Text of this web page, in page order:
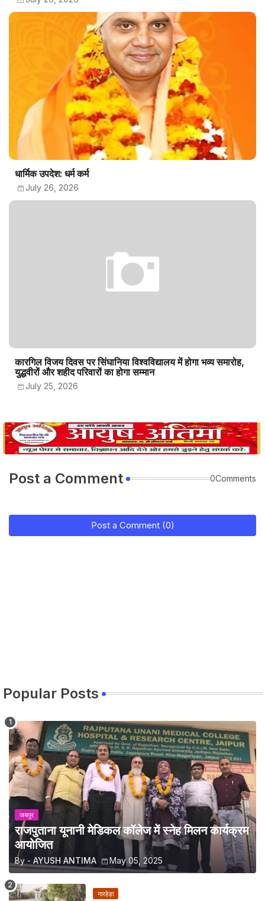
धार्मिक उपदेश: धर्म कर्म
July 26, 2026
कारगिल विजय दिवस पर सिंघानिया विश्वविद्यालय में होगा भव्य समारोह,
युद्धवीरों और शहीद परिवारों का होगा सम्मान
July 25, 2026
Post a Comment 0Comments
Post a Comment (0)
Popular Posts
जयपुर
राजपुताना यूनानी मेडिकल कॉलेज में स्नेह मिलन कार्यक्रम
आयोजित
By - AYUSH ANTIMA May 05, 2025
नारहेड़ा